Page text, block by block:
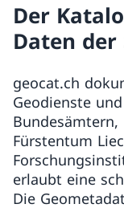
Der
Daten der
geocat.ch
Geodienste
Fürstentum
erlaubt eine
Die